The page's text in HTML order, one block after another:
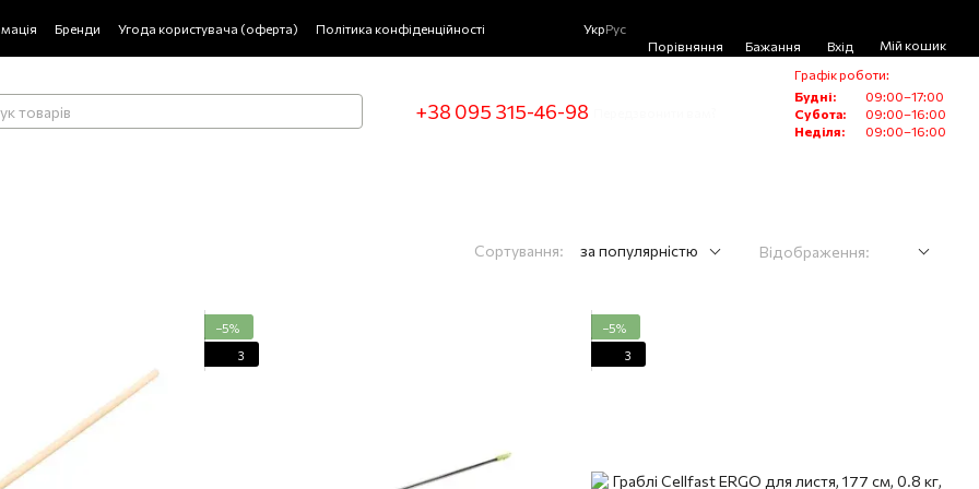
Бренди Угода користувача (оферта)
Політика конфіденційності
УкрРус
Порівняння
Бажання Вхід Мій кошик
+38 095 315-46-98
Графік роботи:
Будні:
09:00–17:00
Субота:
09:00–16:00
Неділя:
09:00–16:00
Сортування: за популярністю Відображення:
−5%
3
−5%
3